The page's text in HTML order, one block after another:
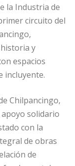
la Industria de
circuito del
y
espacios
incluyente.
Chilpancingo,
solidario
con la
de obras
de